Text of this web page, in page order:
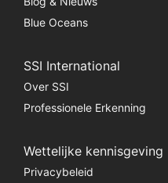
Blue Oceans
SSI International
Over SSI
Professionele Erkenning
Wettelijke kennisgeving
Privacybeleid